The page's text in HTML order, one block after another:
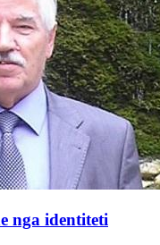
nga identiteti